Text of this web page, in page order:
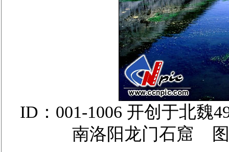
ID：001-1006 开创于北魏
南洛阳龙门石窟 图